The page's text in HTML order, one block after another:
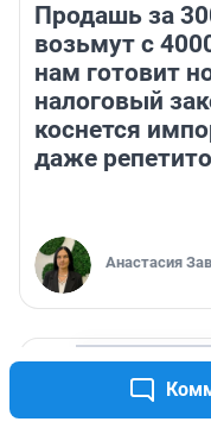
Продашь за
возьмут с
нам готовит
налоговый
коснется
даже
Анастасия
Сезон